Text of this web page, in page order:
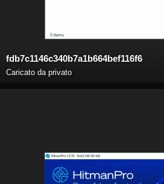
fdb7c1146c340b7a1b664bef116f6
Caricato da privato